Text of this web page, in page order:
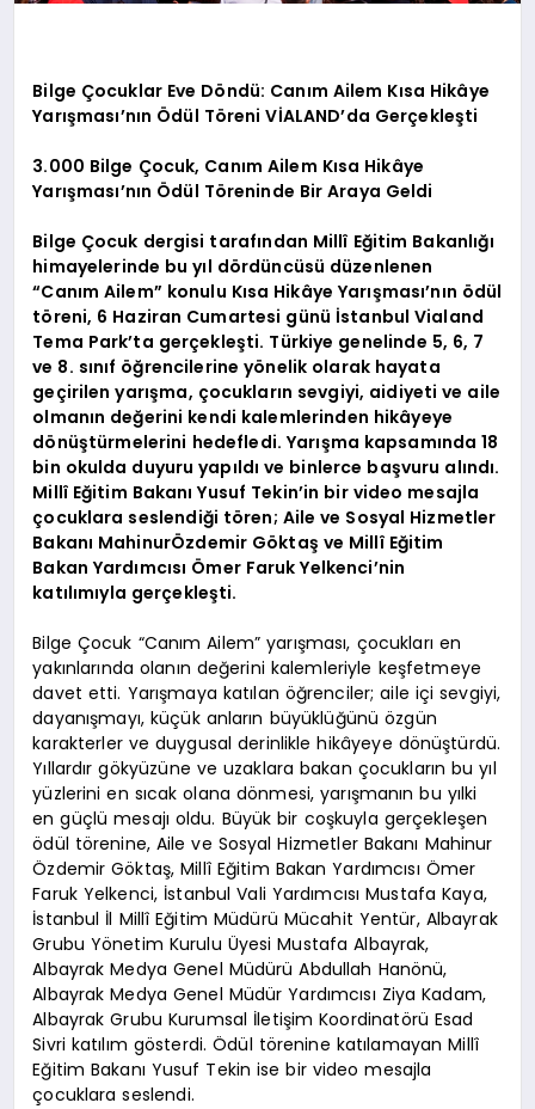
Bilge Çocuklar Eve Döndü: Canım Ailem Kısa Hikâye
Yarışması’nın Ödül Töreni VİALAND’da Gerçekleşti
3.000 Bilge Çocuk, Canım Ailem Kısa Hikâye
Yarışması’nın Ödül Töreninde Bir Araya Geldi
Bilge Çocuk dergisi tarafından Millî Eğitim Bakanlığı
himayelerinde bu yıl dördüncüsü düzenlenen
“Canım Ailem” konulu Kısa Hikâye Yarışması’nın ödül
töreni, 6 Haziran Cumartesi günü İstanbul Vialand
Tema Park’ta gerçekleşti. Türkiye genelinde 5, 6, 7
ve 8. sınıf öğrencilerine yönelik olarak hayata
geçirilen yarışma, çocukların sevgiyi, aidiyeti ve aile
olmanın değerini kendi kalemlerinden hikâyeye
dönüştürmelerini hedefledi. Yarışma kapsamında 18
bin okulda duyuru yapıldı ve binlerce başvuru alındı.
Millî Eğitim Bakanı Yusuf Tekin’in bir video mesajla
çocuklara seslendiği tören; Aile ve Sosyal Hizmetler
Bakanı MahinurÖzdemir Göktaş ve Millî Eğitim
Bakan Yardımcısı Ömer Faruk Yelkenci’nin
katılımıyla gerçekleşti.
Bilge Çocuk “Canım Ailem” yarışması, çocukları en
yakınlarında olanın değerini kalemleriyle keşfetmeye
davet etti. Yarışmaya katılan öğrenciler; aile içi sevgiyi,
dayanışmayı, küçük anların büyüklüğünü özgün
karakterler ve duygusal derinlikle hikâyeye dönüştürdü.
Yıllardır gökyüzüne ve uzaklara bakan çocukların bu yıl
yüzlerini en sıcak olana dönmesi, yarışmanın bu yılki
en güçlü mesajı oldu. Büyük bir coşkuyla gerçekleşen
ödül törenine, Aile ve Sosyal Hizmetler Bakanı Mahinur
Özdemir Göktaş, Millî Eğitim Bakan Yardımcısı Ömer
Faruk Yelkenci, İstanbul Vali Yardımcısı Mustafa Kaya,
İstanbul İl Millî Eğitim Müdürü Mücahit Yentür, Albayrak
Grubu Yönetim Kurulu Üyesi Mustafa Albayrak,
Albayrak Medya Genel Müdürü Abdullah Hanönü,
Albayrak Medya Genel Müdür Yardımcısı Ziya Kadam,
Albayrak Grubu Kurumsal İletişim Koordinatörü Esad
Sivri katılım gösterdi. Ödül törenine katılamayan Millî
Eğitim Bakanı Yusuf Tekin ise bir video mesajla
çocuklara seslendi.